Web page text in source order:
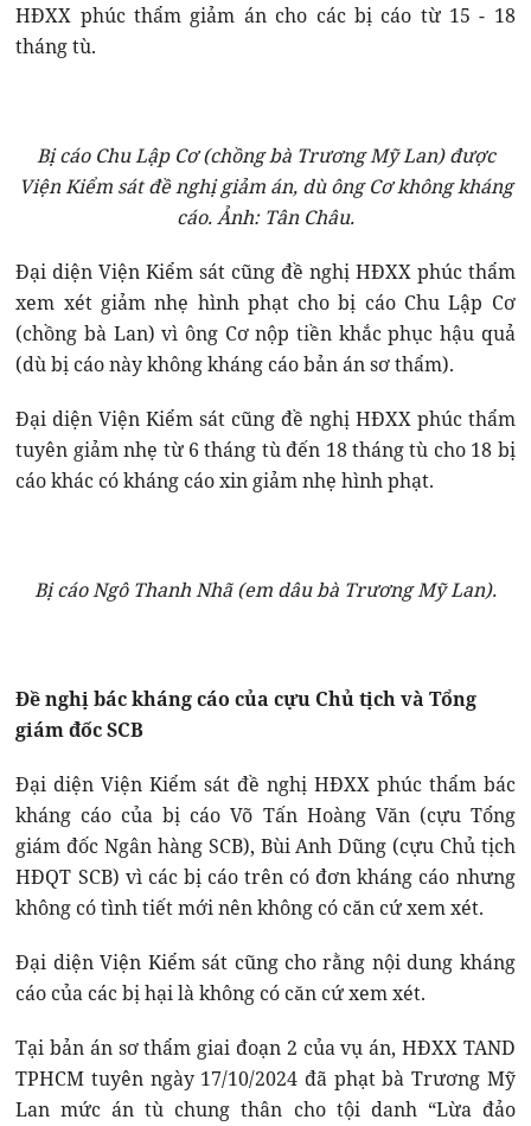
HĐXX phúc thẩm giảm án cho các bị cáo từ 15 - 18
tháng tù.
Bị cáo Chu Lập Cơ (chồng bà Trương Mỹ Lan) được
Viện Kiểm sát đề nghị giảm án, dù ông Cơ không kháng
cáo. Ảnh: Tân Châu.
Đại diện Viện Kiểm sát cũng đề nghị HĐXX phúc thẩm
xem xét giảm nhẹ hình phạt cho bị cáo Chu Lập Cơ
(chồng bà Lan) vì ông Cơ nộp tiền khắc phục hậu quả
(dù bị cáo này không kháng cáo bản án sơ thẩm).
Đại diện Viện Kiểm sát cũng đề nghị HĐXX phúc thẩm
tuyên giảm nhẹ từ 6 tháng tù đến 18 tháng tù cho 18 bị
cáo khác có kháng cáo xin giảm nhẹ hình phạt.
Bị cáo Ngô Thanh Nhã (em dâu bà Trương Mỹ Lan).
Đề nghị bác kháng cáo của cựu Chủ tịch và Tổng
giám đốc SCB
Đại diện Viện Kiểm sát đề nghị HĐXX phúc thẩm bác
kháng cáo của bị cáo Võ Tấn Hoàng Văn (cựu Tổng
giám đốc Ngân hàng SCB), Bùi Anh Dũng (cựu Chủ tịch
HĐQT SCB) vì các bị cáo trên có đơn kháng cáo nhưng
không có tình tiết mới nên không có căn cứ xem xét.
Đại diện Viện Kiểm sát cũng cho rằng nội dung kháng
cáo của các bị hại là không có căn cứ xem xét.
Tại bản án sơ thẩm giai đoạn 2 của vụ án, HĐXX TAND
TPHCM tuyên ngày 17/10/2024 đã phạt bà Trương Mỹ
Lan mức án tù chung thân cho tội danh “Lừa đảo